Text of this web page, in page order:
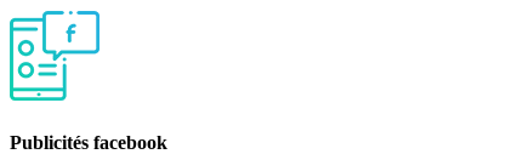
Publicités facebook